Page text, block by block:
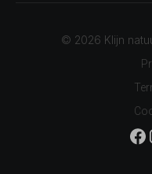
© 2026 Klijn